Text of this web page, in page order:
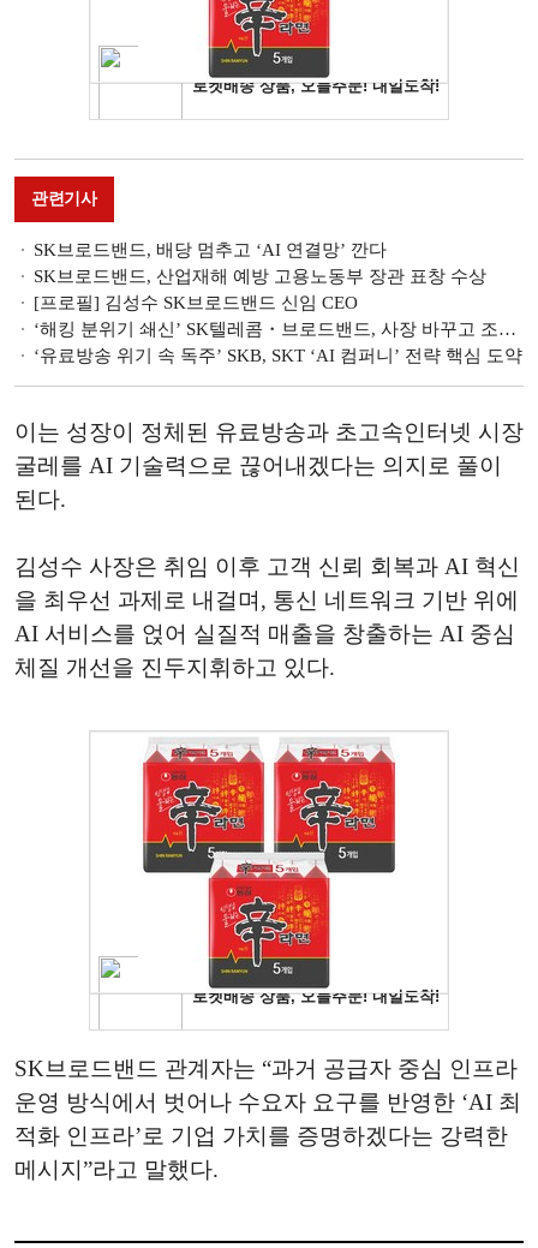
관련기사
SK브로드밴드, 배당 멈추고 ‘AI 연결망’ 깐다
SK브로드밴드, 산업재해 예방 고용노동부 장관 표창 수상
[프로필] 김성수 SK브로드밴드 신임 CEO
‘해킹 분위기 쇄신’ SK텔레콤・브로드밴드, 사장 바꾸고 조직 줄인다
‘유료방송 위기 속 독주’ SKB, SKT ‘AI 컴퍼니’ 전략 핵심 도약
이는 성장이 정체된 유료방송과 초고속인터넷 시장
굴레를 AI 기술력으로 끊어내겠다는 의지로 풀이
된다.
김성수 사장은 취임 이후 고객 신뢰 회복과 AI 혁신
을 최우선 과제로 내걸며, 통신 네트워크 기반 위에
AI 서비스를 얹어 실질적 매출을 창출하는 AI 중심
체질 개선을 진두지휘하고 있다.
SK브로드밴드 관계자는 “과거 공급자 중심 인프라
운영 방식에서 벗어나 수요자 요구를 반영한 ‘AI 최
적화 인프라’로 기업 가치를 증명하겠다는 강력한
메시지”라고 말했다.